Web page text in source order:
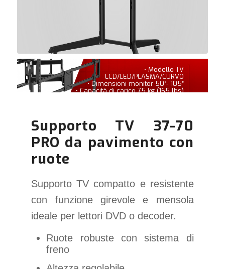
• Modello TV
LCD/LED/PLASMA/CURVO
• Dimensioni monitor 50″- 105″
• Capacità di carico 75 kg (165 lbs)
Supporto TV 37-70
PRO da pavimento con
ruote
Supporto TV compatto e resistente
con funzione girevole e mensola
ideale per lettori DVD o decoder.
Ruote robuste con sistema di
freno